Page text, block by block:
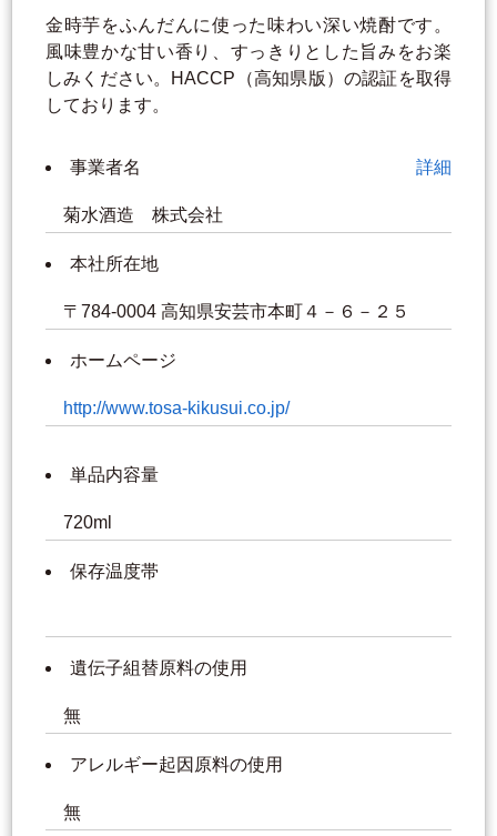
金時芋をふんだんに使った味わい深い焼酎です。
風味豊かな甘い香り、すっきりとした旨みをお楽
しみください。HACCP（高知県版）の認証を取得
しております。
事業者名 詳細
菊水酒造 株式会社
本社所在地
〒784-0004 高知県安芸市本町４－６－２５
ホームページ
http://www.tosa-kikusui.co.jp/
単品内容量
720ml
保存温度帯
遺伝子組替原料の使用
無
アレルギー起因原料の使用
無